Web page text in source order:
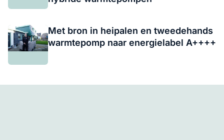
Met bron in heipalen en tweedehands
warmtepomp naar energielabel A++++